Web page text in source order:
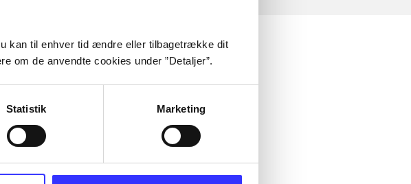
kan til enhver tid ændre eller tilbagetrække dit
om de anvendte cookies under ”Detaljer”.
Statistik Marketing